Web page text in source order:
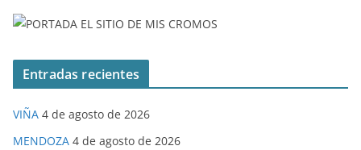
Entradas recientes
VIÑA 4 de agosto de 2026
MENDOZA 4 de agosto de 2026